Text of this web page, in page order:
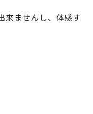
来ませんし、体感す